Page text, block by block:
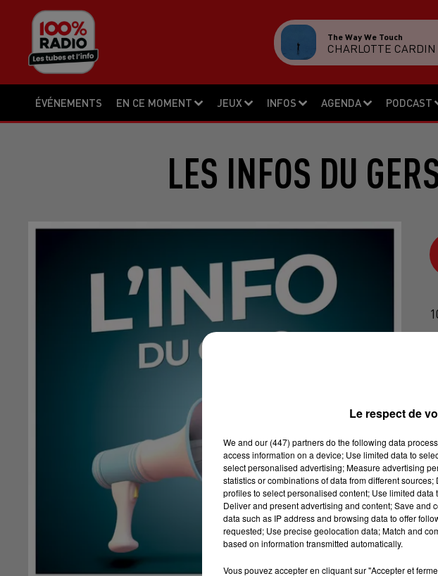
ÉVÉNEMENTS EN CE MOMENT JEUX INFOS AGENDA PODCAST
The Way We Touch
CHARLOTTE CARDIN
LES INFOS DU
Le respect de
We and our (447) partnersdo the following data
access information on a device; Use limited data to
select personalised advertising; Measure advertising
statistics or combinations of data from different
profiles to select personalised content; Use limited
Deliver and present advertising and content; Save and
data such as IP address and browsing data to offer
requested; Use precise geolocation data; Match and
based on information transmitted automatically.
Vous pouvez accepter en cliquant sur "Accepter et